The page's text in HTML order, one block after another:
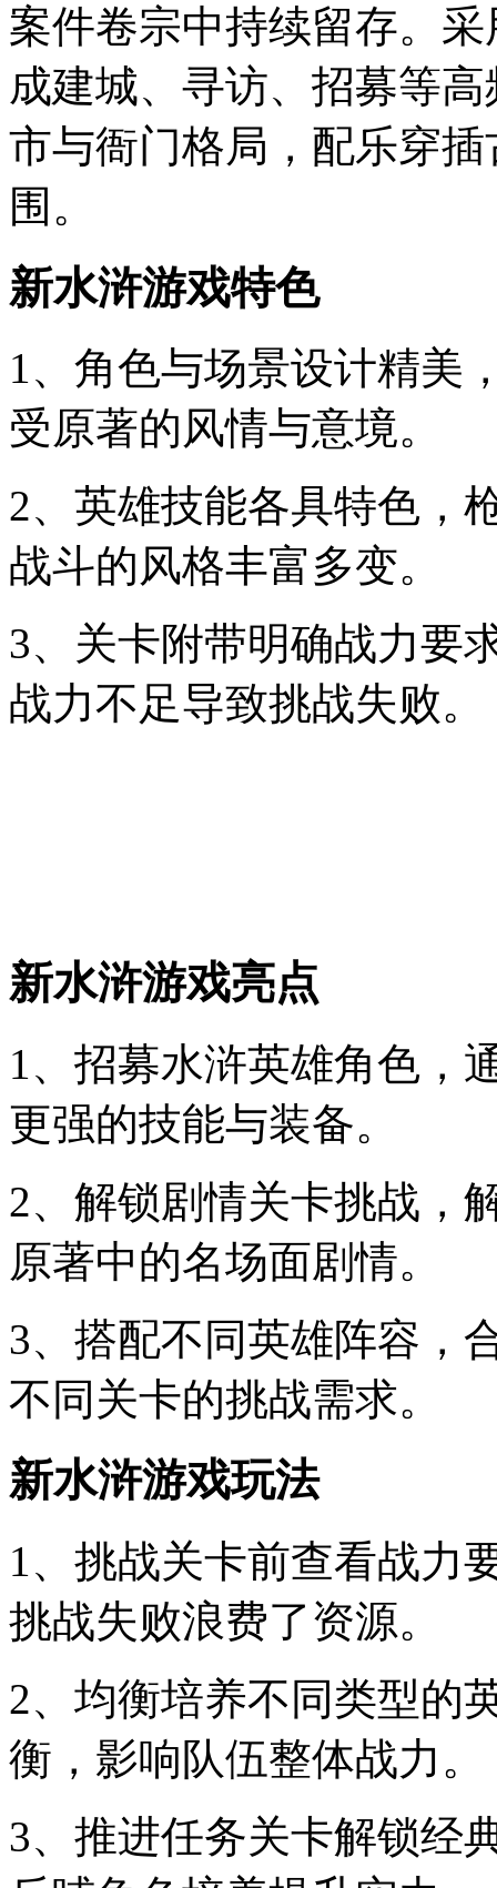
案件卷宗中持续留存。
成建城、寻访、招募等
市与衙门格局，配乐穿
围。
新水浒游戏特色
1、角色与场景设计精美
受原著的风情与意境。
2、英雄技能各具特色，
战斗的风格丰富多变。
3、关卡附带明确战力要
战力不足导致挑战失败。
新水浒游戏亮点
1、招募水浒英雄角色，
更强的技能与装备。
2、解锁剧情关卡挑战，
原著中的名场面剧情。
3、搭配不同英雄阵容，
不同关卡的挑战需求。
新水浒游戏玩法
1、挑战关卡前查看战力
挑战失败浪费了资源。
2、均衡培养不同类型的
衡，影响队伍整体战力。
3、推进任务关卡解锁经